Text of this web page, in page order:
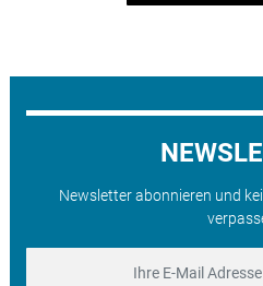
Newsletter abonnieren und